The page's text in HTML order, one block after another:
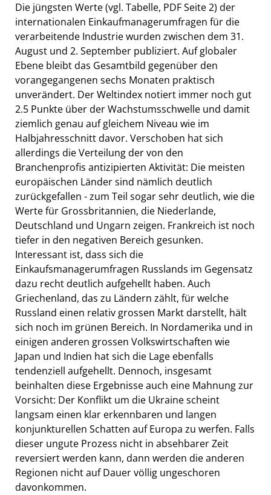
Die jüngsten Werte (vgl. Tabelle, PDF Seite 2) der
internationalen Einkaufmanagerumfragen für die
verarbeitende Industrie wurden zwischen dem 31.
August und 2. September publiziert. Auf globaler
Ebene bleibt das Gesamtbild gegenüber den
vorangegangenen sechs Monaten praktisch
unverändert. Der Weltindex notiert immer noch gut
2.5 Punkte über der Wachstumsschwelle und damit
ziemlich genau auf gleichem Niveau wie im
Halbjahresschnitt davor. Verschoben hat sich
allerdings die Verteilung der von den
Branchenprofis antizipierten Aktivität: Die meisten
europäischen Länder sind nämlich deutlich
zurückgefallen - zum Teil sogar sehr deutlich, wie die
Werte für Grossbritannien, die Niederlande,
Deutschland und Ungarn zeigen. Frankreich ist noch
tiefer in den negativen Bereich gesunken.
Interessant ist, dass sich die
Einkaufsmanagerumfragen Russlands im Gegensatz
dazu recht deutlich aufgehellt haben. Auch
Griechenland, das zu Ländern zählt, für welche
Russland einen relativ grossen Markt darstellt, hält
sich noch im grünen Bereich. In Nordamerika und in
einigen anderen grossen Volkswirtschaften wie
Japan und Indien hat sich die Lage ebenfalls
tendenziell aufgehellt. Dennoch, insgesamt
beinhalten diese Ergebnisse auch eine Mahnung zur
Vorsicht: Der Konflikt um die Ukraine scheint
langsam einen klar erkennbaren und langen
konjunkturellen Schatten auf Europa zu werfen. Falls
dieser ungute Prozess nicht in absehbarer Zeit
reversiert werden kann, dann werden die anderen
Regionen nicht auf Dauer völlig ungeschoren
davonkommen.